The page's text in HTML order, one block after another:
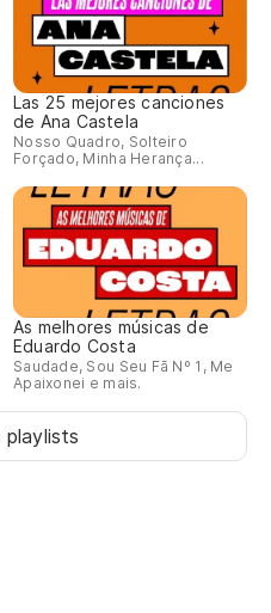
Las 25 mejores canciones
de Ana Castela
Nosso Quadro, Solteiro
Forçado, Minha Herança...
As melhores músicas de
Eduardo Costa
Saudade, Sou Seu Fã Nº 1, Me
Apaixonei e mais.
playlists